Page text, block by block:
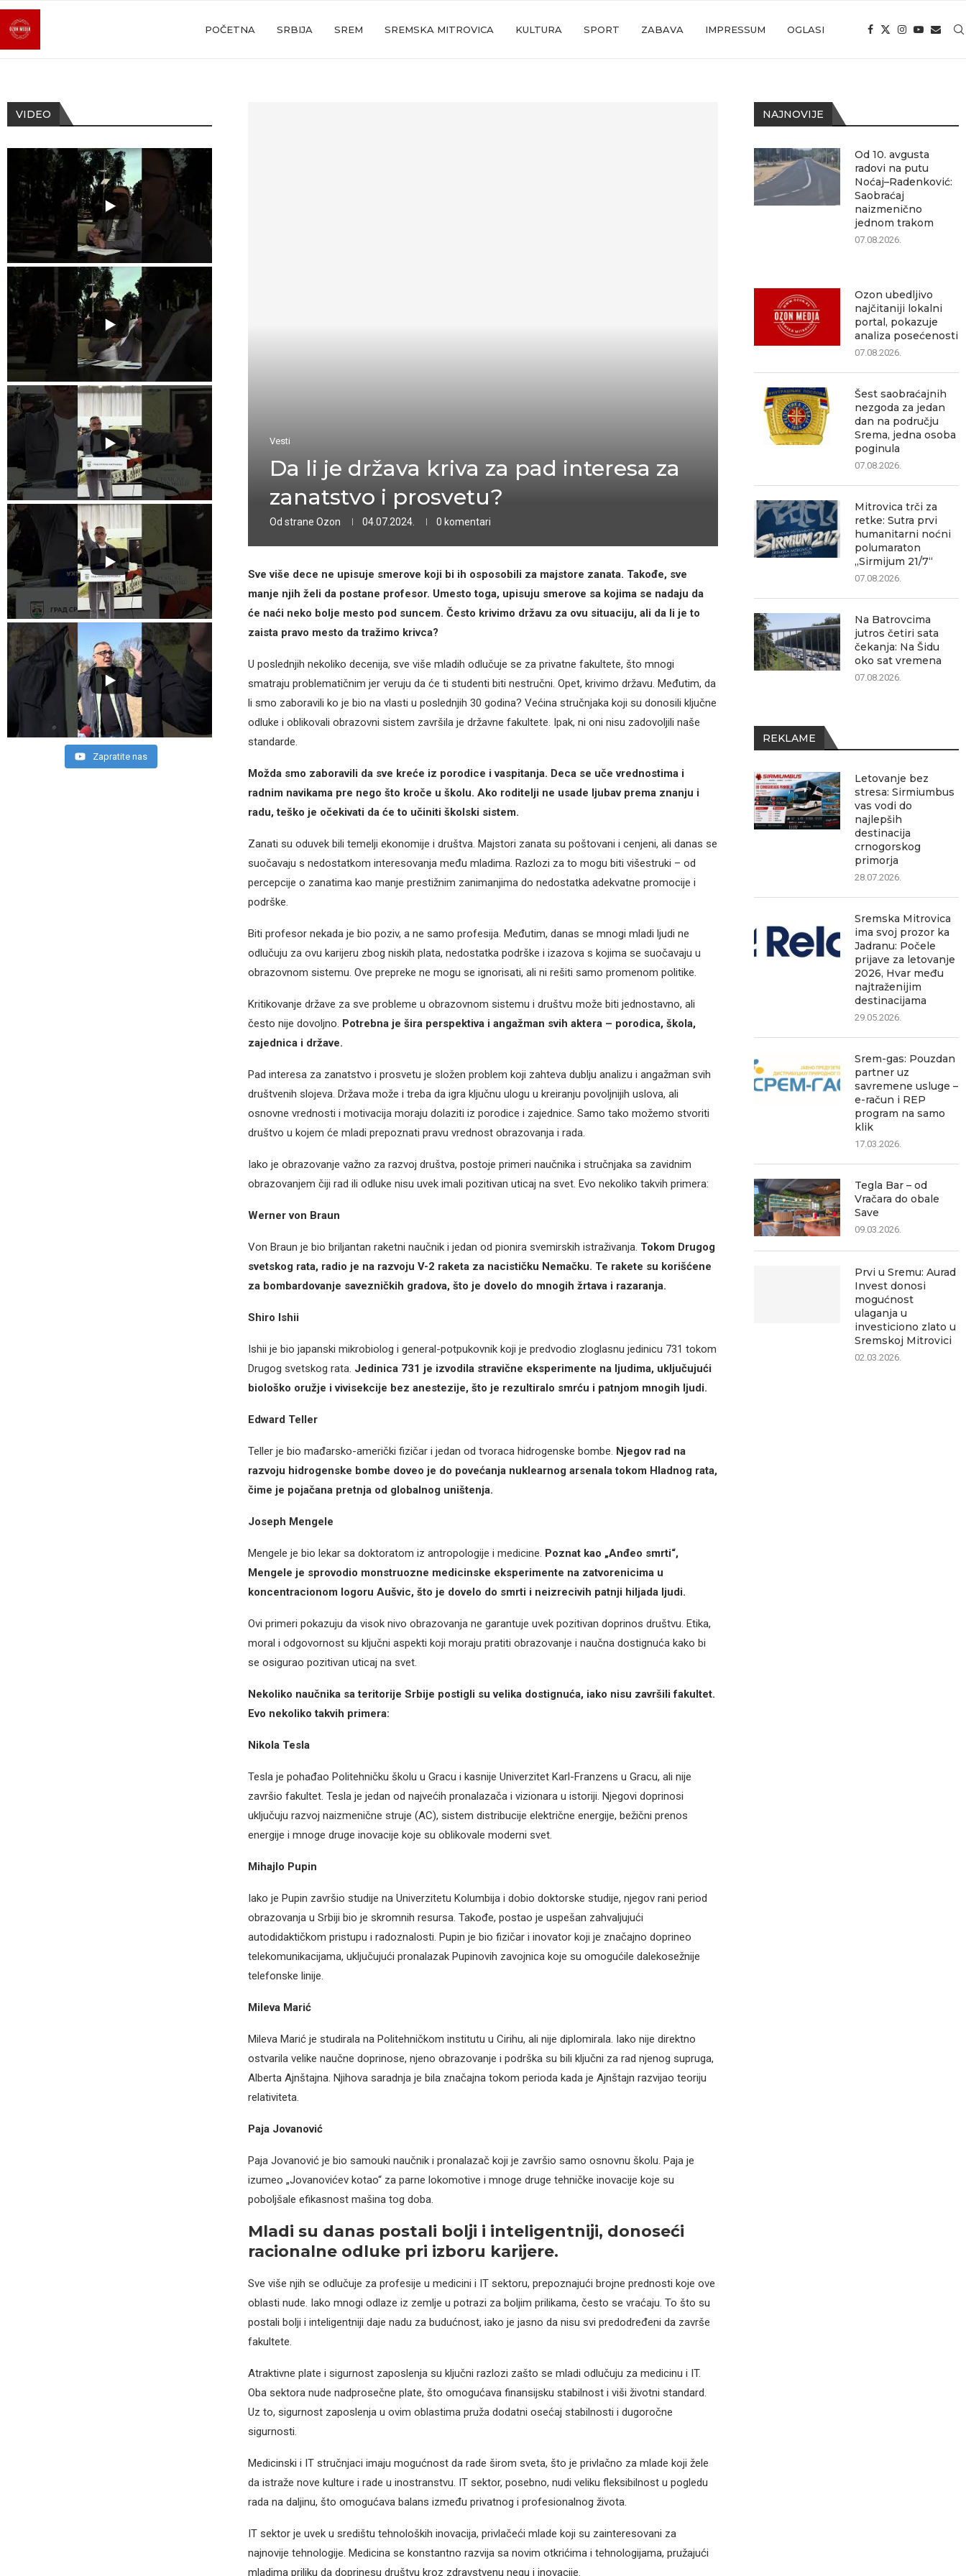
POČETNA SRBIJA SREM SREMSKA MITROVICA KULTURA SPORT ZABAVA IMPRESSUM OGLASI
Vesti
Da li je država kriva za pad interesa za
zanatstvo i prosvetu?
Od strane Ozon 04.07.2024. 0 komentari
Sve više dece ne upisuje smerove koji bi ih osposobili za majstore zanata. Takođe, sve
manje njih želi da postane profesor. Umesto toga, upisuju smerove sa kojima se nadaju da
će naći neko bolje mesto pod suncem. Često krivimo državu za ovu situaciju, ali da li je to
zaista pravo mesto da tražimo krivca?
U poslednjih nekoliko decenija, sve više mladih odlučuje se za privatne fakultete, što mnogi
smatraju problematičnim jer veruju da će ti studenti biti nestručni. Opet, krivimo državu. Međutim, da
li smo zaboravili ko je bio na vlasti u poslednjih 30 godina? Većina stručnjaka koji su donosili ključne
odluke i oblikovali obrazovni sistem završila je državne fakultete. Ipak, ni oni nisu zadovoljili naše
standarde.
Možda smo zaboravili da sve kreće iz porodice i vaspitanja. Deca se uče vrednostima i
radnim navikama pre nego što kroče u školu. Ako roditelji ne usade ljubav prema znanju i
radu, teško je očekivati da će to učiniti školski sistem.
Zanati su oduvek bili temelji ekonomije i društva. Majstori zanata su poštovani i cenjeni, ali danas se
suočavaju s nedostatkom interesovanja među mladima. Razlozi za to mogu biti višestruki – od
percepcije o zanatima kao manje prestižnim zanimanjima do nedostatka adekvatne promocije i
podrške.
Biti profesor nekada je bio poziv, a ne samo profesija. Međutim, danas se mnogi mladi ljudi ne
odlučuju za ovu karijeru zbog niskih plata, nedostatka podrške i izazova s kojima se suočavaju u
obrazovnom sistemu. Ove prepreke ne mogu se ignorisati, ali ni rešiti samo promenom politike.
Kritikovanje države za sve probleme u obrazovnom sistemu i društvu može biti jednostavno, ali
često nije dovoljno. Potrebna je šira perspektiva i angažman svih aktera – porodica, škola,
zajednica i države.
Pad interesa za zanatstvo i prosvetu je složen problem koji zahteva dublju analizu i angažman svih
društvenih slojeva. Država može i treba da igra ključnu ulogu u kreiranju povoljnijih uslova, ali
osnovne vrednosti i motivacija moraju dolaziti iz porodice i zajednice. Samo tako možemo stvoriti
društvo u kojem će mladi prepoznati pravu vrednost obrazovanja i rada.
Iako je obrazovanje važno za razvoj društva, postoje primeri naučnika i stručnjaka sa zavidnim
obrazovanjem čiji rad ili odluke nisu uvek imali pozitivan uticaj na svet. Evo nekoliko takvih primera:
Werner von Braun
Von Braun je bio briljantan raketni naučnik i jedan od pionira svemirskih istraživanja. Tokom Drugog
svetskog rata, radio je na razvoju V-2 raketa za nacističku Nemačku. Te rakete su korišćene
za bombardovanje savezničkih gradova, što je dovelo do mnogih žrtava i razaranja.
Shiro Ishii
Ishii je bio japanski mikrobiolog i general-potpukovnik koji je predvodio zloglasnu jedinicu 731 tokom
Drugog svetskog rata. Jedinica 731 je izvodila stravične eksperimente na ljudima, uključujući
biološko oružje i vivisekcije bez anestezije, što je rezultiralo smrću i patnjom mnogih ljudi.
Edward Teller
Teller je bio mađarsko-američki fizičar i jedan od tvoraca hidrogenske bombe. Njegov rad na
razvoju hidrogenske bombe doveo je do povećanja nuklearnog arsenala tokom Hladnog rata,
čime je pojačana pretnja od globalnog uništenja.
Joseph Mengele
Mengele je bio lekar sa doktoratom iz antropologije i medicine. Poznat kao „Anđeo smrti“,
Mengele je sprovodio monstruozne medicinske eksperimente na zatvorenicima u
koncentracionom logoru Aušvic, što je dovelo do smrti i neizrecivih patnji hiljada ljudi.
Ovi primeri pokazuju da visok nivo obrazovanja ne garantuje uvek pozitivan doprinos društvu. Etika,
moral i odgovornost su ključni aspekti koji moraju pratiti obrazovanje i naučna dostignuća kako bi
se osigurao pozitivan uticaj na svet.
Nekoliko naučnika sa teritorije Srbije postigli su velika dostignuća, iako nisu završili fakultet.
Evo nekoliko takvih primera:
Nikola Tesla
Tesla je pohađao Politehničku školu u Gracu i kasnije Univerzitet Karl-Franzens u Gracu, ali nije
završio fakultet. Tesla je jedan od najvećih pronalazača i vizionara u istoriji. Njegovi doprinosi
uključuju razvoj naizmenične struje (AC), sistem distribucije električne energije, bežični prenos
energije i mnoge druge inovacije koje su oblikovale moderni svet.
Mihajlo Pupin
Iako je Pupin završio studije na Univerzitetu Kolumbija i dobio doktorske studije, njegov rani period
obrazovanja u Srbiji bio je skromnih resursa. Takođe, postao je uspešan zahvaljujući
autodidaktičkom pristupu i radoznalosti. Pupin je bio fizičar i inovator koji je značajno doprineo
telekomunikacijama, uključujući pronalazak Pupinovih zavojnica koje su omogućile dalekosežnije
telefonske linije.
Mileva Marić
Mileva Marić je studirala na Politehničkom institutu u Cirihu, ali nije diplomirala. Iako nije direktno
ostvarila velike naučne doprinose, njeno obrazovanje i podrška su bili ključni za rad njenog supruga,
Alberta Ajnštajna. Njihova saradnja je bila značajna tokom perioda kada je Ajnštajn razvijao teoriju
relativiteta.
Paja Jovanović
Paja Jovanović je bio samouki naučnik i pronalazač koji je završio samo osnovnu školu. Paja je
izumeo „Jovanovićev kotao“ za parne lokomotive i mnoge druge tehničke inovacije koje su
poboljšale efikasnost mašina tog doba.
Mladi su danas postali bolji i inteligentniji, donoseći
racionalne odluke pri izboru karijere.
Sve više njih se odlučuje za profesije u medicini i IT sektoru, prepoznajući brojne prednosti koje ove
oblasti nude. Iako mnogi odlaze iz zemlje u potrazi za boljim prilikama, često se vraćaju. To što su
postali bolji i inteligentniji daje nadu za budućnost, iako je jasno da nisu svi predodređeni da završe
fakultete.
Atraktivne plate i sigurnost zaposlenja su ključni razlozi zašto se mladi odlučuju za medicinu i IT.
Oba sektora nude nadprosečne plate, što omogućava finansijsku stabilnost i viši životni standard.
Uz to, sigurnost zaposlenja u ovim oblastima pruža dodatni osećaj stabilnosti i dugoročne
sigurnosti.
Medicinski i IT stručnjaci imaju mogućnost da rade širom sveta, što je privlačno za mlade koji žele
da istraže nove kulture i rade u inostranstvu. IT sektor, posebno, nudi veliku fleksibilnost u pogledu
rada na daljinu, što omogućava balans između privatnog i profesionalnog života.
IT sektor je uvek u središtu tehnoloških inovacija, privlačeći mlade koji su zainteresovani za
najnovije tehnologije. Medicina se konstantno razvija sa novim otkrićima i tehnologijama, pružajući
mladima priliku da doprinesu društvu kroz zdravstvenu negu i inovacije.
NAJNOVIJE
Od 10. avgusta
radovi na putu
Noćaj–Radenković:
Saobraćaj
naizmenično
jednom trakom
07.08.2026.
Ozon ubedljivo
najčitaniji lokalni
portal, pokazuje
analiza posećenosti
07.08.2026.
Šest saobraćajnih
nezgoda za jedan
dan na području
Srema, jedna osoba
poginula
07.08.2026.
Mitrovica trči za
retke: Sutra prvi
humanitarni noćni
polumaraton
„Sirmijum 21/7“
07.08.2026.
Na Batrovcima
jutros četiri sata
čekanja: Na Šidu
oko sat vremena
07.08.2026.
REKLAME
Letovanje bez
stresa: Sirmiumbus
vas vodi do
najlepših
destinacija
crnogorskog
primorja
28.07.2026.
Sremska Mitrovica
ima svoj prozor ka
Jadranu: Počele
prijave za letovanje
2026, Hvar među
najtraženijim
destinacijama
29.05.2026.
Srem-gas: Pouzdan
partner uz
savremene usluge –
e-račun i REP
program na samo
klik
17.03.2026.
Tegla Bar – od
Vračara do obale
Save
09.03.2026.
Prvi u Sremu: Aurad
Invest donosi
mogućnost
ulaganja u
investiciono zlato u
Sremskoj Mitrovici
02.03.2026.
VIDEO
Zapratite nas